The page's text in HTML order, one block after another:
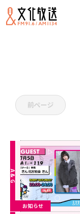
A＆Gメデ
前ページ
お知らせ